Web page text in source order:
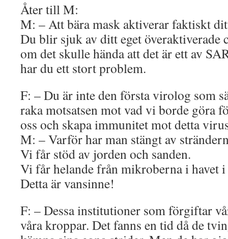
Åter till M:
M: – Att bära mask aktiverar faktiskt
Du blir sjuk av ditt eget överaktiverade
om det skulle hända att det är ett av
har du ett stort problem.
F: – Du är inte den första virolog som
raka motsatsen mot vad vi borde göra
oss och skapa immunitet mot detta
M: – Varför har man stängt av
Vi får stöd av jorden och sanden.
Vi får helande från mikroberna i havet i
Detta är vansinne!
F: – Dessa institutioner som förgiftar
våra kroppar. Det fanns en tid då de